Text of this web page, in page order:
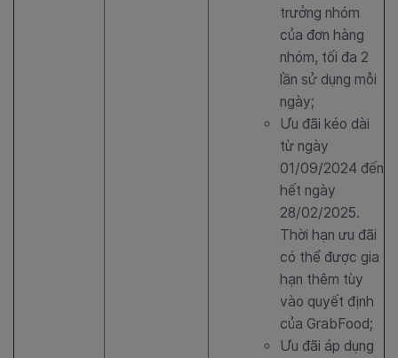
trưởng nhóm
của đơn hàng
nhóm, tối đa 2
lần sử dụng mỗi
ngày;
Ưu đãi kéo dài
từ ngày
01/09/2024 đến
hết ngày
28/02/2025.
Thời hạn ưu đãi
có thể được gia
hạn thêm tùy
vào quyết định
của GrabFood;
Ưu đãi áp dụng